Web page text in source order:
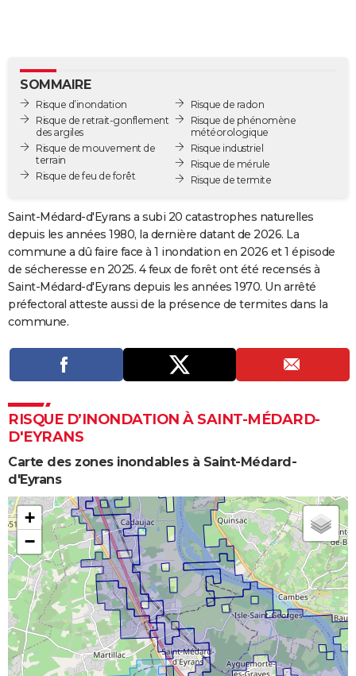
BONS PLANS
CARTE DE VOEUX
Carte de Noël
Carte Bonne année
Carte Saint-Valentin
Carte Pâques
Carte d'anniversaire
DICTIONNAIRE
Dictionnaire
Biographies
Citations
Expressions
Proverbes
PROGRAMME TV
COPAINS D'AVANT
S'inscrire
Se connecter
Lycées
Collèges
Primaires
Universités
Entreprises
Service militaire
Avis de recherche
AVIS DE DÉCÈS
FORUM
Bricolage
Lifestyle
Culture
Sport
Auto
Television
Voyage
Cinema
SOMMAIRE
Risque d’inondation
Risque de retrait-gonflement
des argiles
Risque de mouvement de
terrain
Risque de feu de forêt
Risque de radon
Risque de phénomène
météorologique
Risque industriel
Risque de mérule
Risque de termite
Saint-Médard-d'Eyrans a subi 20 catastrophes naturelles
depuis les années 1980, la dernière datant de 2026. La
commune a dû faire face à 1 inondation en 2026 et 1 épisode
de sécheresse en 2025. 4 feux de forêt ont été recensés à
Saint-Médard-d'Eyrans depuis les années 1970. Un arrêté
préfectoral atteste aussi de la présence de termites dans la
commune.
RISQUE D’INONDATION À SAINT-MÉDARD-
D'EYRANS
Carte des zones inondables à Saint-Médard-
d'Eyrans
+
−